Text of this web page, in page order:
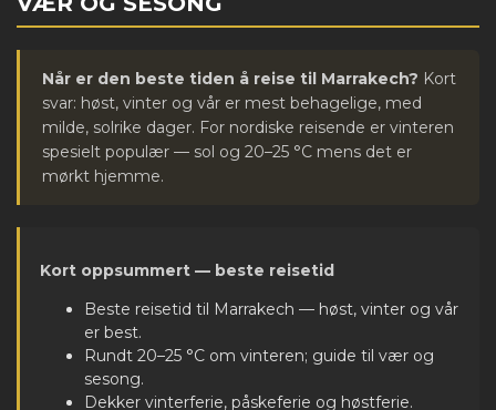
Når er den beste tiden å reise til Marrakech? Kort
svar: høst, vinter og vår er mest behagelige, med
milde, solrike dager. For nordiske reisende er vinteren
spesielt populær — sol og 20–25 °C mens det er
mørkt hjemme.
Kort oppsummert — beste reisetid
Beste reisetid til Marrakech — høst, vinter og vår
er best.
Rundt 20–25 °C om vinteren; guide til vær og
sesong.
Dekker vinterferie, påskeferie og høstferie.